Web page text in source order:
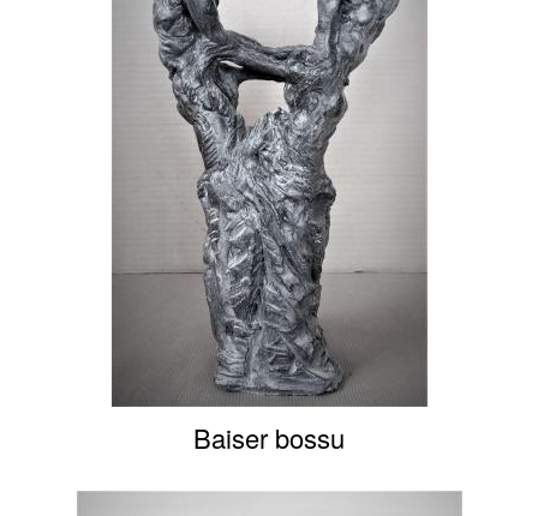
Baiser bossu